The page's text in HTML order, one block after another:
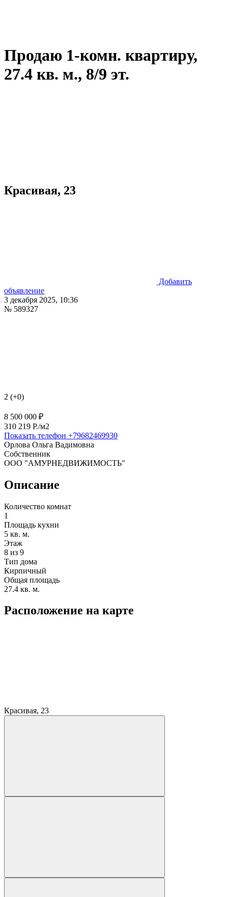
Продаю 1-комн. квартиру,
27.4 кв. м., 8/9 эт.
Красивая, 23
Добавить
объявление
3 декабря 2025, 10:36
№ 589327
2 (+0)
8 500 000 ₽
310 219 P./м2
Показать телефон +79682469930
Орлова Ольга Вадимовна
Собственник
ООО "АМУРНЕДВИЖИМОСТЬ"
Описание
Количество комнат
1
Площадь кухни
5 кв. м.
Этаж
8 из 9
Тип дома
Кирпичный
Общая площадь
27.4 кв. м.
Расположение на карте
Красивая, 23